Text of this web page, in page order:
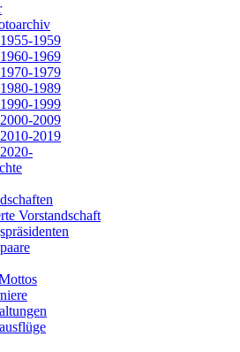
1959
1969
1979
1989
1999
2009
2019
Vorstandschaft